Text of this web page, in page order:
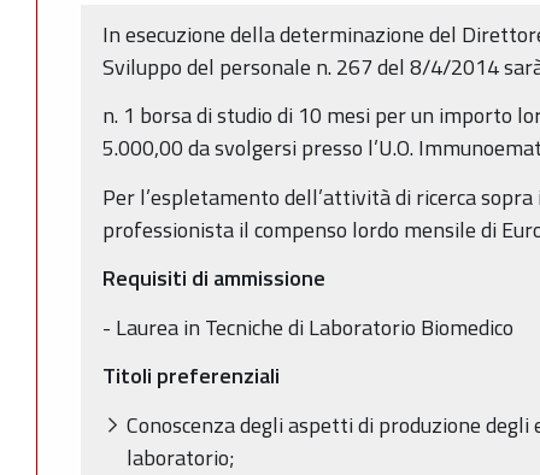
In esecuzione della determinazione del
Sviluppo del personale n. 267 del 8/4/2014
n. 1 borsa di studio di 10 mesi per un importo
5.000,00 da svolgersi presso l’U.O.
Per l’espletamento dell’attività di ricerca
professionista il compenso lordo mensile di
Requisiti di ammissione
- Laurea in Tecniche di Laboratorio Biomedico
Titoli preferenziali
Conoscenza degli aspetti di produzione
laboratorio;